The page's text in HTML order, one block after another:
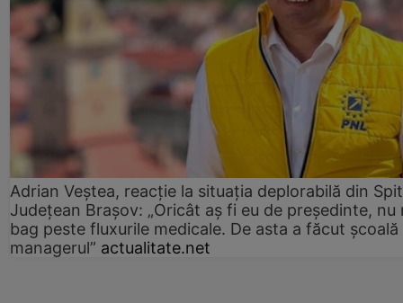
Adrian Veștea, reacție la situația deplorabilă din
Județean Brașov: „Oricât aș fi eu de președinte, nu
bag peste fluxurile medicale. De asta a făcut școală
managerul” actualitate.net